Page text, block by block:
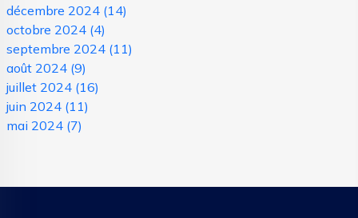
décembre 2024 (14)
octobre 2024 (4)
septembre 2024 (11)
août 2024 (9)
juillet 2024 (16)
juin 2024 (11)
mai 2024 (7)